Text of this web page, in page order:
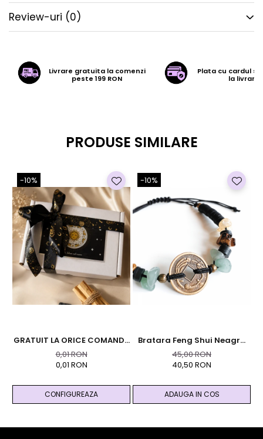
Review-uri (0)
Livrare gratuita la comenzi
peste 199 RON
Plata cu cardul
la livrare
PRODUSE SIMILARE
-10%
GRATUIT LA ORICE COMANDA
PESTE 99 RON - Cutie
Personalizata Cadou Black
0,01 RON
0,01 RON
CONFIGUREAZA
-10%
Bratara Feng Shui Neagra
Cu Moneda Chinezeasca Cu
Aventurin, Citrin Si Ochi De
Prosperitate
45,00 RON
40,50 RON
ADAUGA IN COS